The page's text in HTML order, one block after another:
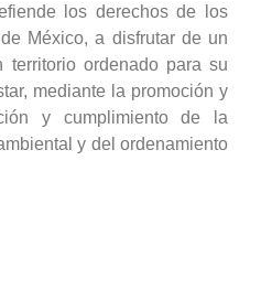
los derechos de los
México, a disfrutar de un
territorio ordenado para su
mediante la promoción y
y cumplimiento de la
y del ordenamiento